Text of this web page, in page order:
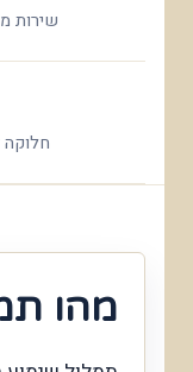
שירות
חלוקה
מהו